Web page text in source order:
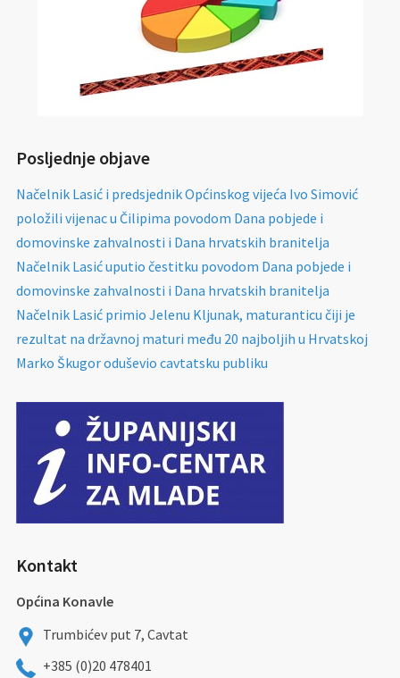
Posljednje objave
Načelnik Lasić i predsjednik Općinskog vijeća Ivo Simović
položili vijenac u Čilipima povodom Dana pobjede i
domovinske zahvalnosti i Dana hrvatskih branitelja
Načelnik Lasić uputio čestitku povodom Dana pobjede i
domovinske zahvalnosti i Dana hrvatskih branitelja
Načelnik Lasić primio Jelenu Kljunak, maturanticu čiji je
rezultat na državnoj maturi među 20 najboljih u Hrvatskoj
Marko Škugor oduševio cavtatsku publiku
Kontakt
Općina Konavle
Trumbićev put 7, Cavtat
+385 (0)20 478401